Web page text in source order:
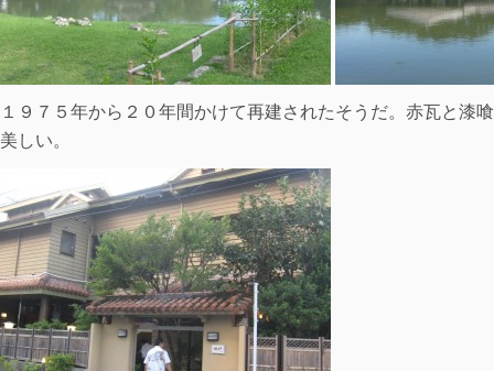
１９７５年から２０年間かけて再建されたそうだ。赤瓦と漆
美しい。